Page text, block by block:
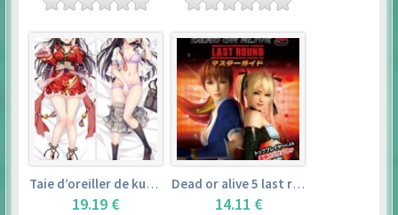
Taie d’oreiller de kurosawa dia (160x50cm) – love live! sunshine!!
19.19 €
Dead or alive 5 last round master guide
14.11 €